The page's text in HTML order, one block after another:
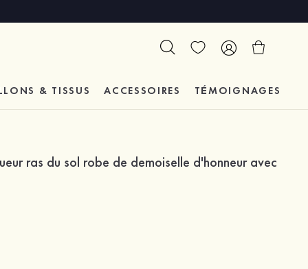
& TISSUS ACCESSOIRES TÉMOIGNAGES
ras du sol robe de demoiselle d'honneur avec